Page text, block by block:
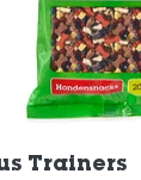
Trainers